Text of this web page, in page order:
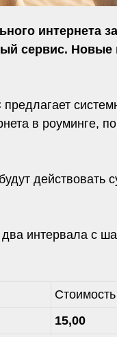
интернета
сервис.
в роуминге,
действовать
интервала с
15,00